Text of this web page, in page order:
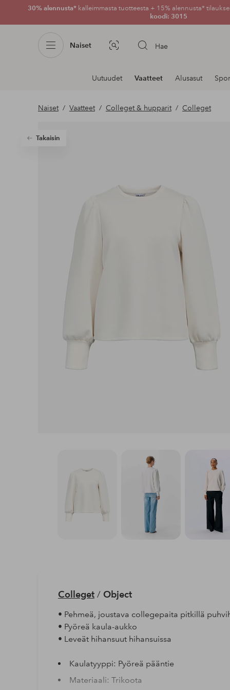
30% alennusta* kalleimmasta tuotteesta + 15% alennusta*
koodi: 3015
Naiset Kuvahaku Hae
Navigointi
osastoilla
Uutuudet Vaatteet Alusasut
Naiset Vaatteet Colleget & hupparit Colleget
Takaisin
Colleget/ Object
• Pehmeä, joustava collegepaita pitkillä
• Pyöreä kaula-aukko
• Leveät hihansuut hihansuissa
Kaulatyyppi: Pyöreä pääntie
Materiaali: Trikoota